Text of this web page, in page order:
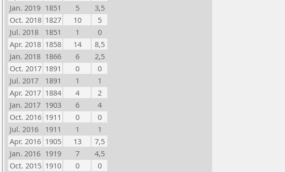
Jan. 2019 1851 5
3,5
Oct. 2018 1827 10
5
Jul. 2018
1851 1
0
Apr. 2018 1858 14
8,5
Jan. 2018 1866 6
2,5
Oct. 2017 1891 0
0
Jul. 2017
1891 1
1
Apr. 2017 1884 4
2
Jan. 2017 1903 6
4
Oct. 2016 1911 0
0
Jul. 2016
1911 1
1
Apr. 2016 1905 13
7,5
Jan. 2016 1919 7
4,5
Oct. 2015 1910 0
0